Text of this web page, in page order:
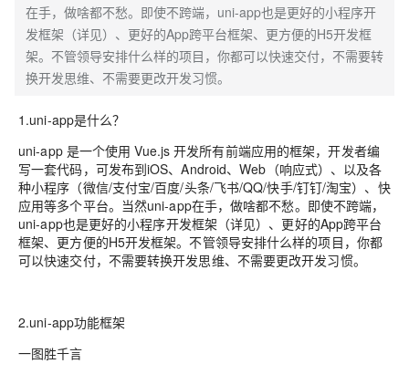
在手，做啥都不愁。即使不跨端，uni-app也是更好的小程序开
发框架（详见）、更好的App跨平台框架、更方便的H5开发框
架。不管领导安排什么样的项目，你都可以快速交付，不需要转
换开发思维、不需要更改开发习惯。
1.uni-app是什么？
uni-app 是一个使用 Vue.js 开发所有前端应用的框架，开发者编
写一套代码，可发布到iOS、Android、Web（响应式）、以及各
种小程序（微信/支付宝/百度/头条/飞书/QQ/快手/钉钉/淘宝）、快
应用等多个平台。当然uni-app在手，做啥都不愁。即使不跨端，
uni-app也是更好的小程序开发框架（详见）、更好的App跨平台
框架、更方便的H5开发框架。不管领导安排什么样的项目，你都
可以快速交付，不需要转换开发思维、不需要更改开发习惯。
2.uni-app功能框架
一图胜千言